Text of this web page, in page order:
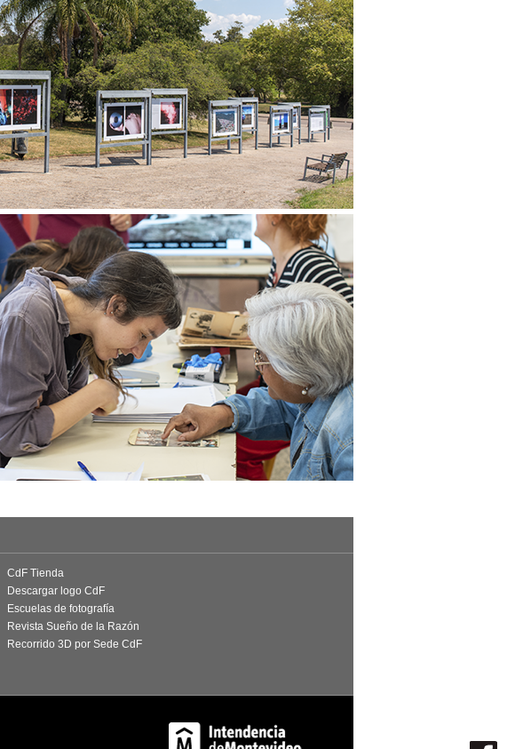
CdF Tienda
Descargar logo CdF
Escuelas de fotografía
Revista Sueño de la Razón
Recorrido 3D por Sede CdF